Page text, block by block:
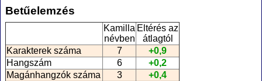
Betűelemzés
Kamilla
névben
Eltérés az
átlagtól
Karakterek száma
7
+0,9
Hangszám
6
+0,2
Magánhangzók száma
3
+0,4